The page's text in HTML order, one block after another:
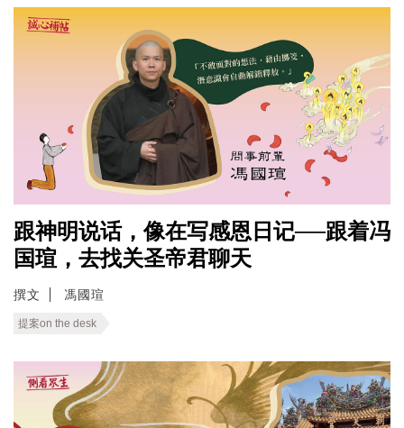
跟神明说话，像在写感恩日记──跟着冯
国瑄，去找关圣帝君聊天
撰文 馮國瑄
提案on the desk